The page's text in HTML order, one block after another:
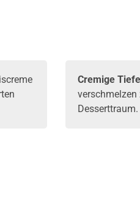
Cremige
verschmelzen
Desserttraum.